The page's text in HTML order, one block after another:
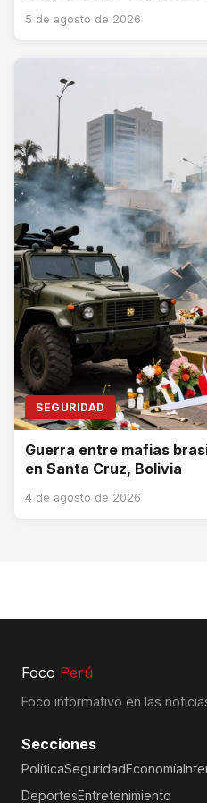
5 de agosto de 2026
SEGURIDAD
Guerra entre mafias
en Santa Cruz, Bolivia
4 de agosto de 2026
Foco Perú
Foco informativo en las
Secciones
PolíticaSeguridadEconomía
DeportesEntretenimiento